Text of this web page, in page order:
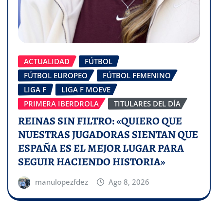
ACTUALIDAD
FÚTBOL
FÚTBOL EUROPEO
FÚTBOL FEMENINO
LIGA F
LIGA F MOEVE
PRIMERA IBERDROLA
TITULARES DEL DÍA
REINAS SIN FILTRO: «QUIERO QUE
NUESTRAS JUGADORAS SIENTAN QUE
ESPAÑA ES EL MEJOR LUGAR PARA
SEGUIR HACIENDO HISTORIA»
manulopezfdez Ago 8, 2026